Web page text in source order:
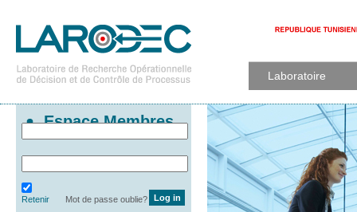
Laboratoire
Espace Membres
Retenir Mot de passe oublie?